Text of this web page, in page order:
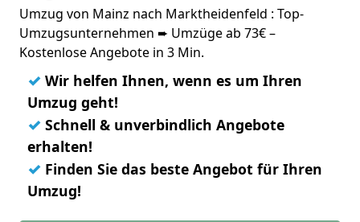
Umzug von Mainz nach Marktheidenfeld : Top-
Umzugsunternehmen ➨ Umzüge ab 73€ –
Kostenlose Angebote in 3 Min.
✓ Wir helfen Ihnen, wenn es um Ihren
Umzug geht!
✓ Schnell & unverbindlich Angebote
erhalten!
✓ Finden Sie das beste Angebot für Ihren
Umzug!